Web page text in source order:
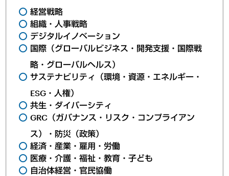
経営戦略
組織・人事戦略
デジタルイノベーション
国際（グローバルビジネス・開発支援・国際戦
略・グローバルヘルス）
サステナビリティ（環境・資源・エネルギー・
ESG・人権）
共生・ダイバーシティ
GRC（ガバナンス・リスク・コンプライアン
ス）・防災（政策）
経済・産業・雇用・労働
医療・介護・福祉・教育・子ども
自治体経営・官民協働